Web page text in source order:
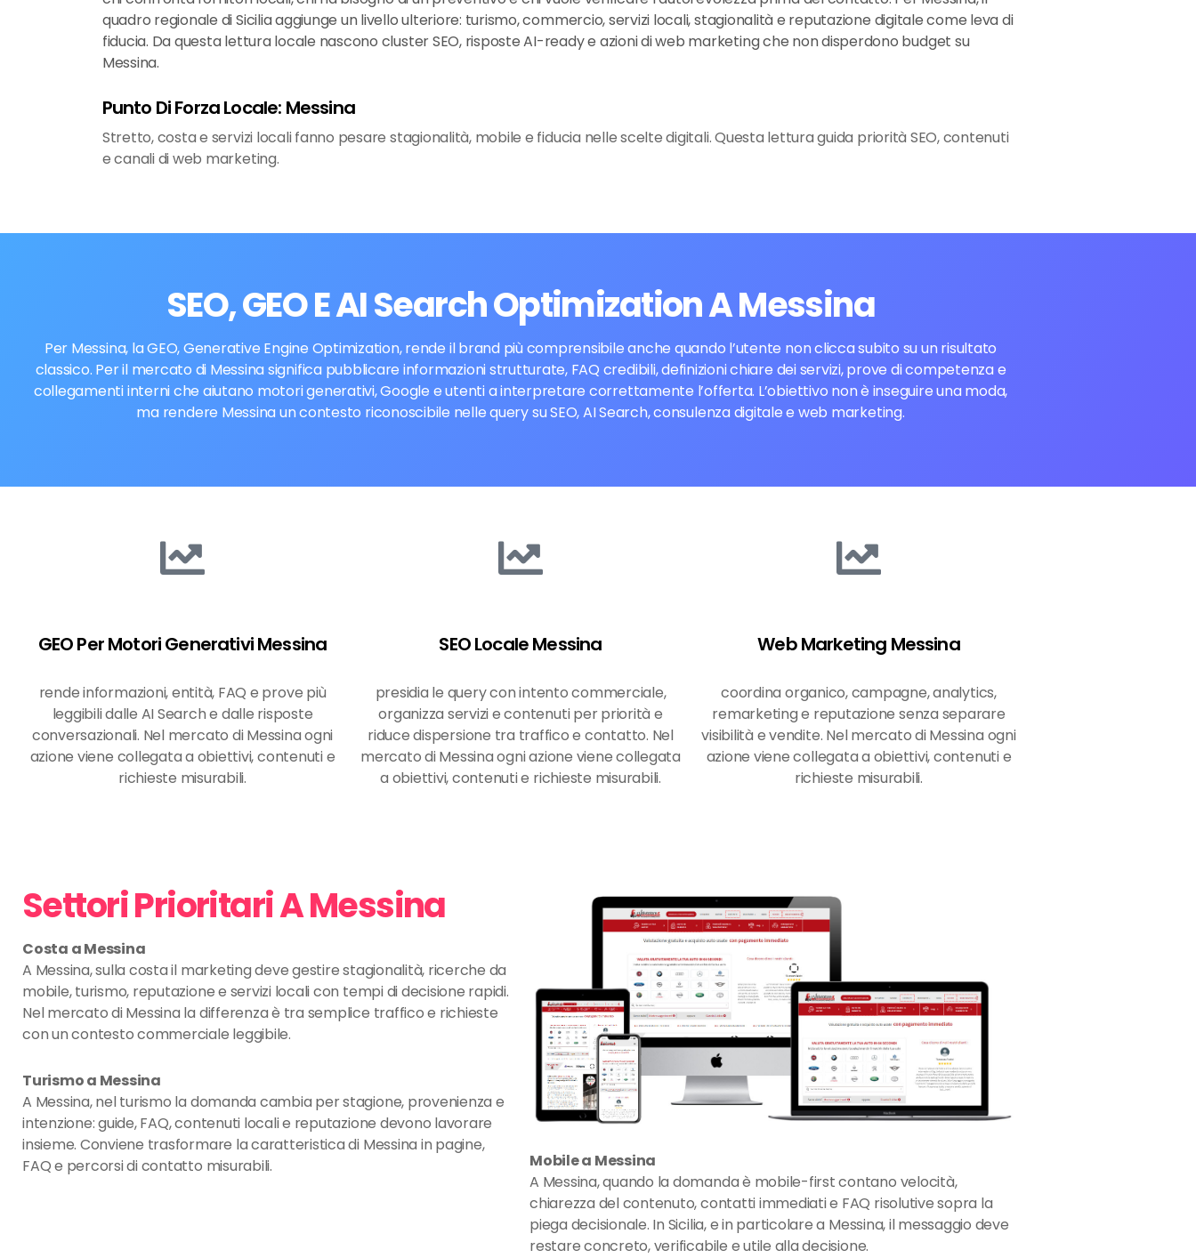
quadro regionale di Sicilia aggiunge un livello ulteriore: turismo, commercio, servizi locali, stagionalità e reputazione digitale come leva di
fiducia. Da questa lettura locale nascono cluster SEO, risposte AI-ready e azioni di web marketing che non disperdono budget su
Messina.
Punto Di Forza Locale: Messina
Stretto, costa e servizi locali fanno pesare stagionalità, mobile e fiducia nelle scelte digitali. Questa lettura guida priorità SEO, contenuti
e canali di web marketing.
SEO, GEO E AI Search Optimization A Messina
Per Messina, la GEO, Generative Engine Optimization, rende il brand più comprensibile anche quando l’utente non clicca subito su un risultato
classico. Per il mercato di Messina significa pubblicare informazioni strutturate, FAQ credibili, definizioni chiare dei servizi, prove di competenza e
collegamenti interni che aiutano motori generativi, Google e utenti a interpretare correttamente l’offerta. L’obiettivo non è inseguire una moda,
ma rendere Messina un contesto riconoscibile nelle query su SEO, AI Search, consulenza digitale e web marketing.
GEO Per Motori Generativi Messina
rende informazioni, entità, FAQ e prove più
leggibili dalle AI Search e dalle risposte
conversazionali. Nel mercato di Messina ogni
azione viene collegata a obiettivi, contenuti e
richieste misurabili.
SEO Locale Messina
presidia le query con intento commerciale,
organizza servizi e contenuti per priorità e
riduce dispersione tra traffico e contatto. Nel
mercato di Messina ogni azione viene collegata
a obiettivi, contenuti e richieste misurabili.
Web Marketing Messina
coordina organico, campagne, analytics,
remarketing e reputazione senza separare
visibilità e vendite. Nel mercato di Messina ogni
azione viene collegata a obiettivi, contenuti e
richieste misurabili.
Settori Prioritari A Messina
Costa a Messina
A Messina, sulla costa il marketing deve gestire stagionalità, ricerche da
mobile, turismo, reputazione e servizi locali con tempi di decisione rapidi.
Nel mercato di Messina la differenza è tra semplice traffico e richieste
con un contesto commerciale leggibile.
Turismo a Messina
A Messina, nel turismo la domanda cambia per stagione, provenienza e
intenzione: guide, FAQ, contenuti locali e reputazione devono lavorare
insieme. Conviene trasformare la caratteristica di Messina in pagine,
FAQ e percorsi di contatto misurabili.
Mobile a Messina
A Messina, quando la domanda è mobile-first contano velocità,
chiarezza del contenuto, contatti immediati e FAQ risolutive sopra la
piega decisionale. In Sicilia, e in particolare a Messina, il messaggio deve
restare concreto, verificabile e utile alla decisione.